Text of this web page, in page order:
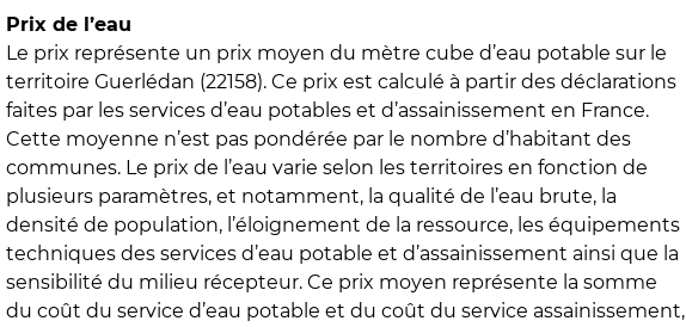
Prix de l’eau
Le prix représente un prix moyen du mètre cube d’eau potable sur le
territoire Guerlédan (22158). Ce prix est calculé à partir des déclarations
faites par les services d’eau potables et d’assainissement en France.
Cette moyenne n’est pas pondérée par le nombre d’habitant des
communes. Le prix de l’eau varie selon les territoires en fonction de
plusieurs paramètres, et notamment, la qualité de l’eau brute, la
densité de population, l’éloignement de la ressource, les équipements
techniques des services d’eau potable et d’assainissement ainsi que la
sensibilité du milieu récepteur. Ce prix moyen représente la somme
du coût du service d’eau potable et du coût du service assainissement,